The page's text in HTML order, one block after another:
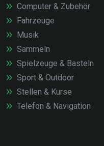
Computer & Zubehör
Fahrzeuge
Musik
Sammeln
Spielzeuge & Basteln
Sport & Outdoor
Stellen & Kurse
Telefon & Navigation